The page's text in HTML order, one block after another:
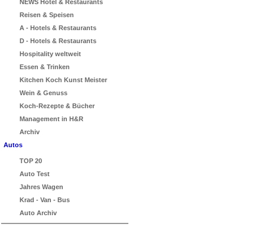
NEWS Hotel & Restaurants
Reisen & Speisen
A - Hotels & Restaurants
D - Hotels & Restaurants
Hospitality weltweit
Essen & Trinken
Kitchen Koch Kunst Meister
Wein & Genuss
Koch-Rezepte & Bücher
Management in H&R
Archiv
Autos
TOP 20
Auto Test
Jahres Wagen
Krad - Van - Bus
Auto Archiv